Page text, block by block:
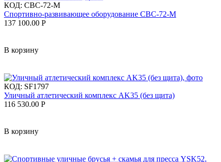
КОД: СВС-72-М
Спортивно-развивающее оборудование СВС-72-М
137 100.00 Р
В корзину
КОД: SF1797
Уличный атлетический комплекс AK35 (без щита)
116 530.00 Р
В корзину